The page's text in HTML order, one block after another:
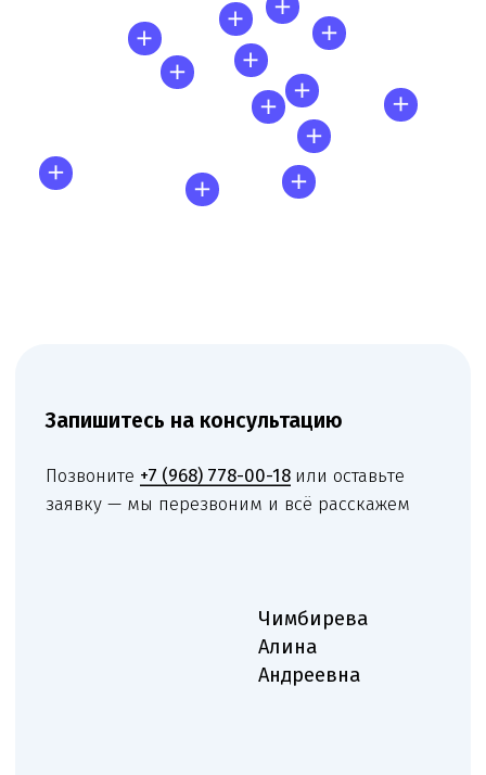
Заказать звонок
Нам доверяют свой бизнес